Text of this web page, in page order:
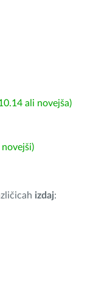
ali novejša)
izdaj: